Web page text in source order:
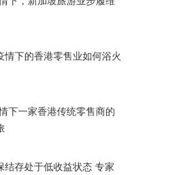
情下的香港零售业如何浴火
情下一家香港传统零售商的
结存处于低收益状态 专家